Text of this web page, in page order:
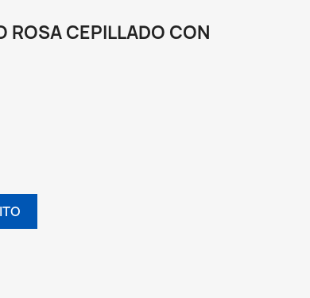
ROSA CEPILLADO CON